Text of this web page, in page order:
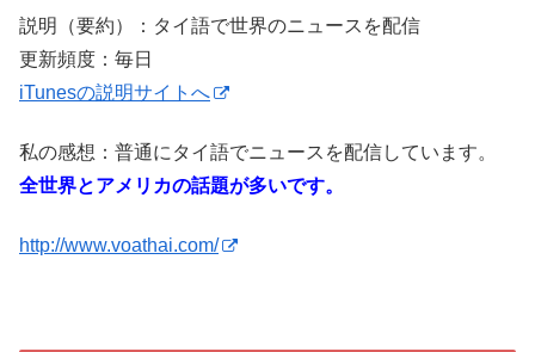
説明（要約）：タイ語で世界のニュースを配信
更新頻度：毎日
iTunesの説明サイトへ
私の感想：普通にタイ語でニュースを配信しています。
全世界とアメリカの話題が多いです。
http://www.voathai.com/